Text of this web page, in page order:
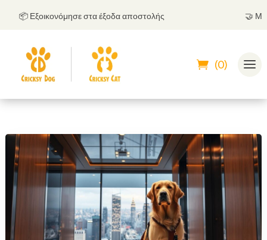
📦 Εξοικονόμησε στα έξοδα αποστολής
(0)